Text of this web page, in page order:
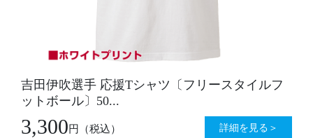
吉田伊吹選手 応援Tシャツ〔フリースタイルフ
ットボール〕50...
3,300円 （税込） 詳細を見る＞